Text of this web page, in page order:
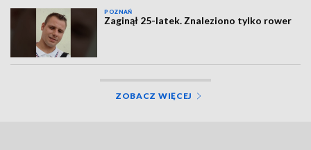
POZNAŃ
Zaginął 25-latek. Znaleziono tylko rower
ZOBACZ WIĘCEJ